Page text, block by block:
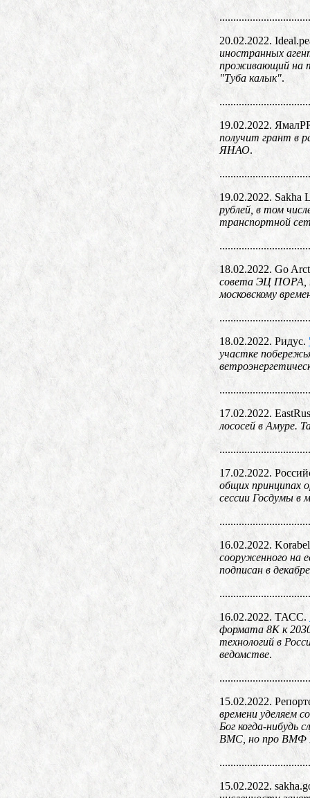
20.02.2022.
иностранных
проживающий на
"Туба калык".
19.02.2022.
получит грант в
ЯНАО.
19.02.2022. Sakha
рублей, в том
транспортной
18.02.2022. Go
совета ЭЦ ПОРА,
московскому
18.02.2022. Ридус.
участке
17.02.2022.
лососей в Амуре.
17.02.2022.
общих принципах
сессии Госдумы в
16.02.2022.
сооруженного на
подписан в
16.02.2022. ТАСС.
формата 8К к
технологий в
ведомстве.
15.02.2022.
времени уделяем
Бог когда-нибудь
ВМС, но про ВМФ
15.02.2022.